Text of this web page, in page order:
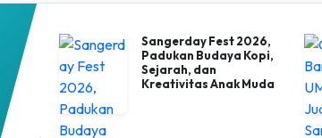
- Portal Berita
Sangerday Fest 2026,
Padukan Budaya Kopi,
Sejarah, dan
Kreativitas Anak Muda